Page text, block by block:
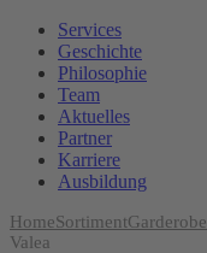
Services
Geschichte
Philosophie
Team
Aktuelles
Partner
Karriere
Ausbildung
HomeSortimentGarderobe
Valea